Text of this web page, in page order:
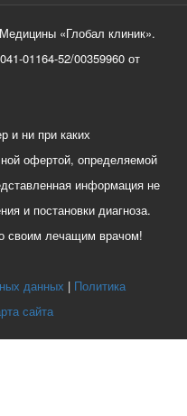
«Глобал клиник».
01164-52/00359960 от
и ни при каких
офертой, определяемой
информация не
и постановки диагноза.
своим лечащим врачом!
данных
Политика
сайта